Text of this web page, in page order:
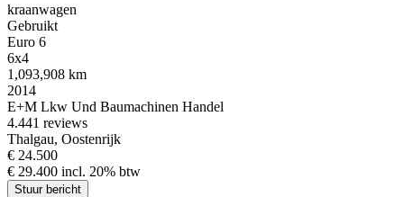
kraanwagen
Gebruikt
Euro 6
6x4
1,093,908 km
2014
E+M Lkw Und Baumachinen Handel
4.441 reviews
Thalgau, Oostenrijk
€ 24.500
€ 29.400 incl. 20% btw
Stuur bericht